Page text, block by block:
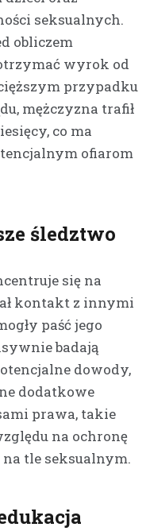
seksualnych.
obliczem
wyrok od
przypadku
mężczyzna trafił
co ma
ofiarom
śledztwo
się na
kontakt z innymi
paść jego
badają
dowody,
dodatkowe
prawa, takie
na ochronę
tle seksualnym.